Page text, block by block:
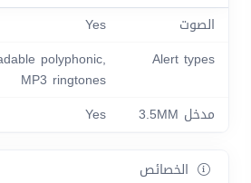
الصوت
Yes
Alert types
polyphonic,
MP3 ringtones
مدخل 3.5MM
Yes
الخصائص